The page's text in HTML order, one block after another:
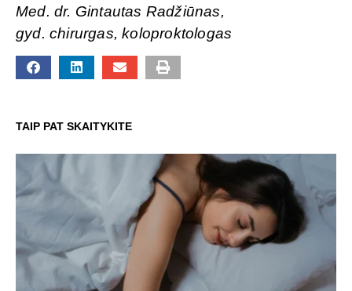
Med. dr. Gintautas Radžiūnas,
gyd. chirurgas, koloproktologas
TAIP PAT SKAITYKITE